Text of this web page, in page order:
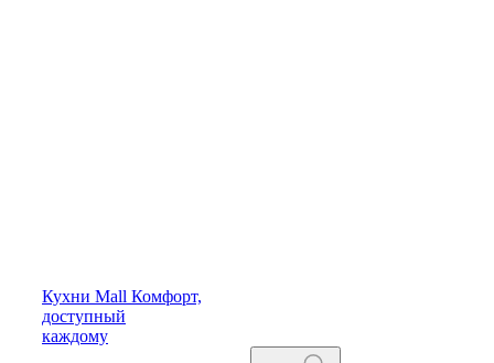
Кухни Mall Комфорт,
доступный
каждому